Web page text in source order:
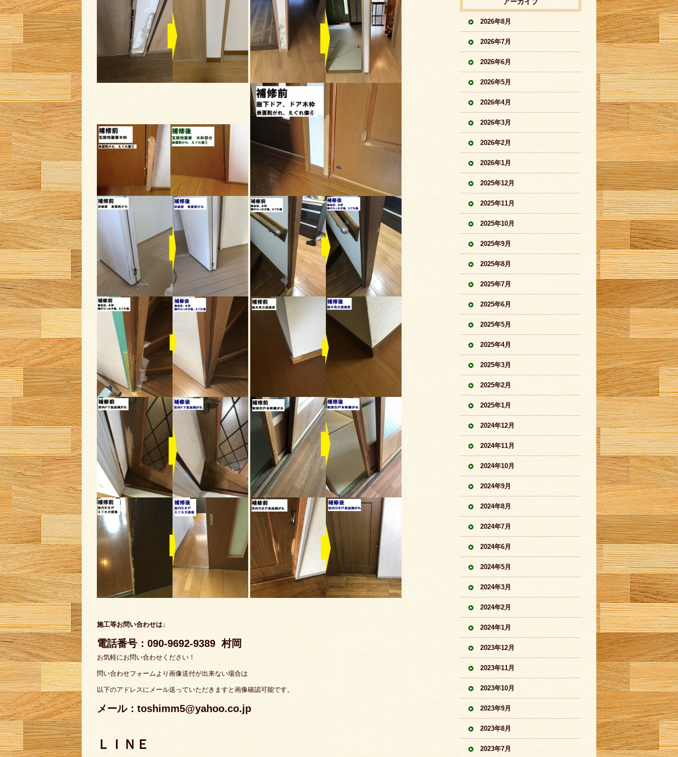
施工等お問い合わせは↓
電話番号：090-9692-9389 村岡
お気軽にお問い合わせください！
問い合わせフォームより画像送付が出来ない場合は
以下のアドレスにメール送っていただきますと画像確認可能です。
メール：toshimm5@yahoo.co.jp
ＬＩＮＥ
2026年8月
2026年7月
2026年6月
2026年5月
2026年4月
2026年3月
2026年2月
2026年1月
2025年12月
2025年11月
2025年10月
2025年9月
2025年8月
2025年7月
2025年6月
2025年5月
2025年4月
2025年3月
2025年2月
2025年1月
2024年12月
2024年11月
2024年10月
2024年9月
2024年8月
2024年7月
2024年6月
2024年5月
2024年3月
2024年2月
2024年1月
2023年12月
2023年11月
2023年10月
2023年9月
2023年8月
2023年7月